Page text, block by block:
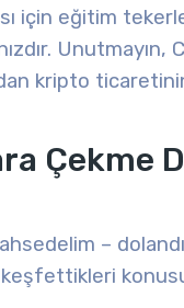
için eğitim
. Unutmayın,
kripto
Çekme
–